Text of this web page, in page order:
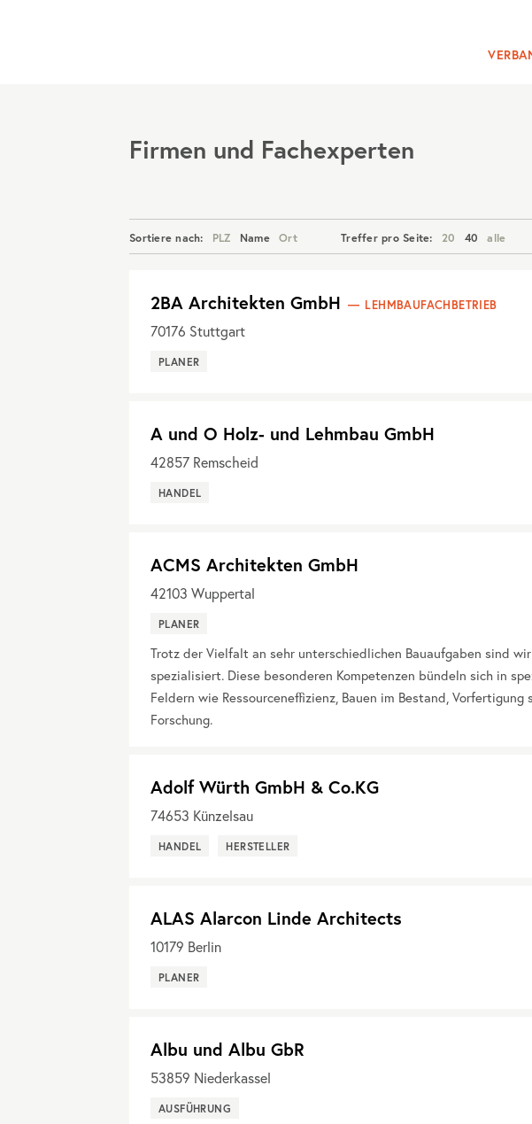
Firmen und Fachexperten
Sortiere nach: PLZ Name Ort Treffer pro Seite: 20 40 alle
2BA Architekten GmbH LEHMBAUFACHBETRIEB
70176 Stuttgart
PLANER
A und O Holz- und Lehmbau GmbH
42857 Remscheid
HANDEL
ACMS Architekten GmbH
42103 Wuppertal
PLANER
Trotz der Vielfalt an sehr unterschiedlichen Bauaufgaben sind
spezialisiert. Diese besonderen Kompetenzen bündeln sich in
Feldern wie Ressourceneffizienz, Bauen im Bestand, Vorfertigung
Forschung.
Adolf Würth GmbH & Co.KG
74653 Künzelsau
HANDEL HERSTELLER
ALAS Alarcon Linde Architects
10179 Berlin
PLANER
Albu und Albu GbR
53859 Niederkassel
AUSFÜHRUNG